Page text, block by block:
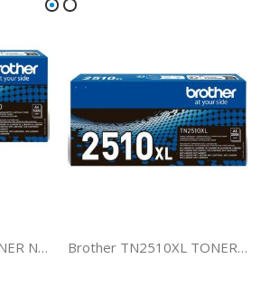
Brother TN2510 TONER NEGRO Brother TN2510XL TONER NEGRO